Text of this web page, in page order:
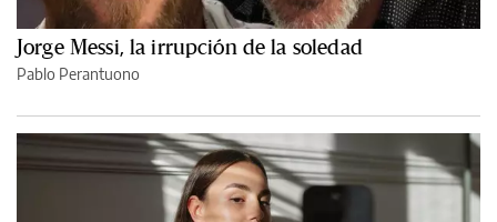
Jorge Messi, la irrupción de la soledad
Pablo Perantuono